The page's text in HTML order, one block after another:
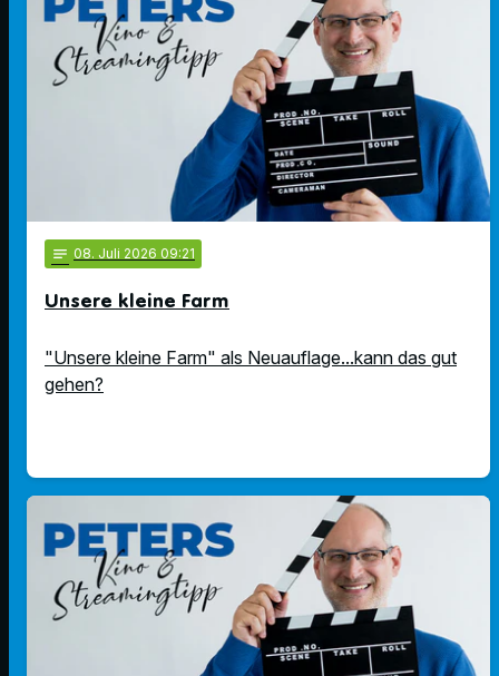
notes 08. Juli 2026 09:21
Unsere kleine Farm
"Unsere kleine Farm" als Neuauflage...kann das gut
gehen?